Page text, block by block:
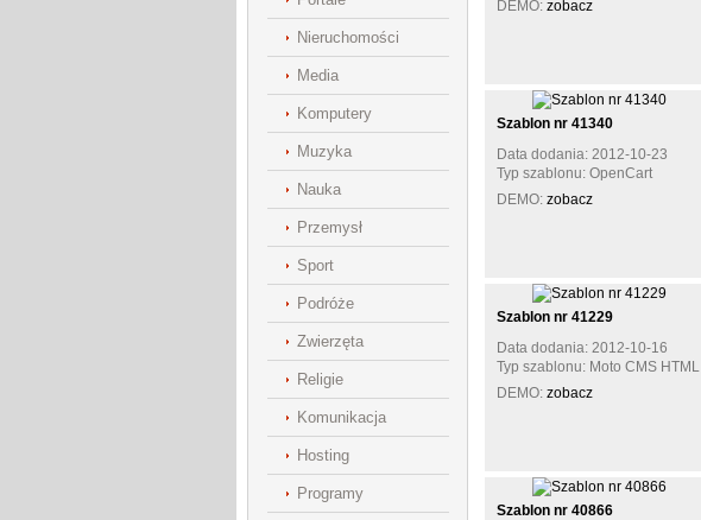
Nieruchomości
Media
Komputery
Muzyka
Nauka
Przemysł
Sport
Podróże
Zwierzęta
Religie
Komunikacja
Hosting
Programy
DEMO: zobacz
Szablon nr 41340
Data dodania: 2012-10-23
Typ szablonu: OpenCart
DEMO: zobacz
Szablon nr 41229
Data dodania: 2012-10-16
Typ szablonu: Moto CMS HTML
DEMO: zobacz
Szablon nr 40866